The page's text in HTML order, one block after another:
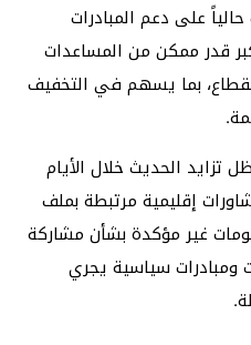
على دعم المبادرات
قدر ممكن من المساعدات
بما يسهم في التخفيف
تزايد الحديث خلال الأيام
إقليمية مرتبطة بملف
غير مؤكدة بشأن مشاركة
سياسية يجري